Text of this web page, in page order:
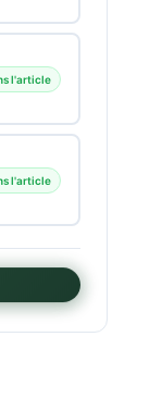
l'article
l'article